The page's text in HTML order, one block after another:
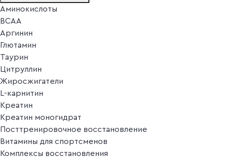
Аминокислоты
BCAA
Аргинин
Глютамин
Таурин
Цитруллин
Жиросжигатели
L-карнитин
Креатин
Креатин моногидрат
Посттренировочное восстановление
Витамины для спортсменов
Комплексы восстановления